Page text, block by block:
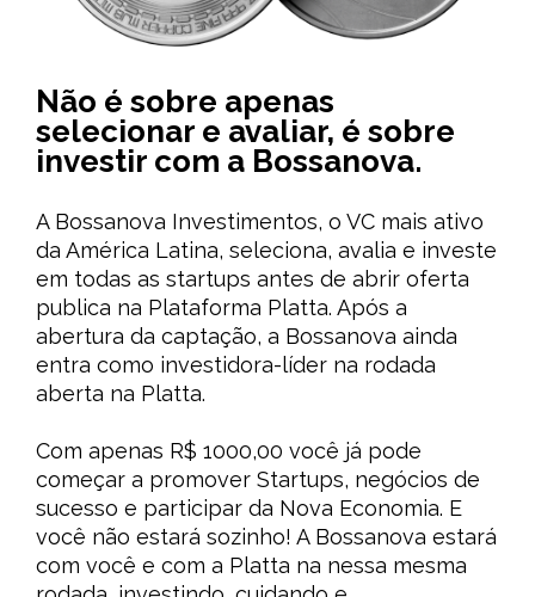
Não é sobre apenas
selecionar e avaliar, é sobre
investir com a Bossanova.
A Bossanova Investimentos, o VC mais ativo
da América Latina, seleciona, avalia e investe
em todas as startups antes de abrir oferta
publica na Plataforma Platta. Após a
abertura da captação, a Bossanova ainda
entra como investidora-líder na rodada
aberta na Platta.
Com apenas R$ 1000,00 você já pode
começar a promover Startups, negócios de
sucesso e participar da Nova Economia. E
você não estará sozinho! A Bossanova estará
com você e com a Platta na nessa mesma